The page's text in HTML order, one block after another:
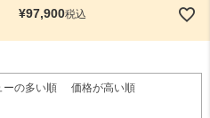
¥97,900税込
ーの多い順 価格が高い順